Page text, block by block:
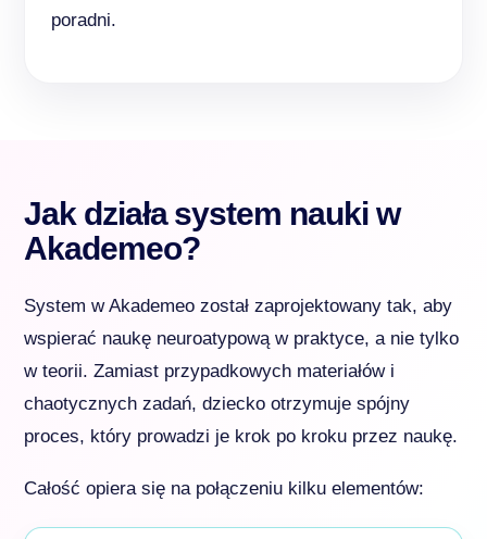
poradni.
Jak działa system nauki w
Akademeo?
System w Akademeo został zaprojektowany tak, aby
wspierać naukę neuroatypową w praktyce, a nie tylko
w teorii. Zamiast przypadkowych materiałów i
chaotycznych zadań, dziecko otrzymuje spójny
proces, który prowadzi je krok po kroku przez naukę.
Całość opiera się na połączeniu kilku elementów: